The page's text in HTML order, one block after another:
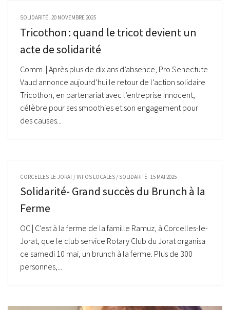
SOLIDARITÉ 20 NOVEMBRE 2025
Tricothon : quand le tricot devient un
acte de solidarité
Comm. | Après plus de dix ans d’absence, Pro Senectute
Vaud annonce aujourd’hui le retour de l’action solidaire
Tricothon, en partenariat avec l’entreprise Innocent,
célèbre pour ses smoothies et son engagement pour
des causes...
CORCELLES-LE-JORAT / INFOS LOCALES / SOLIDARITÉ 15 MAI 2025
Solidarité- Grand succès du Brunch à la
Ferme
OC | C’est à la ferme de la famille Ramuz, à Corcelles-le-
Jorat, que le club service Rotary Club du Jorat organisa
ce samedi 10 mai, un brunch à la ferme. Plus de 300
personnes,...